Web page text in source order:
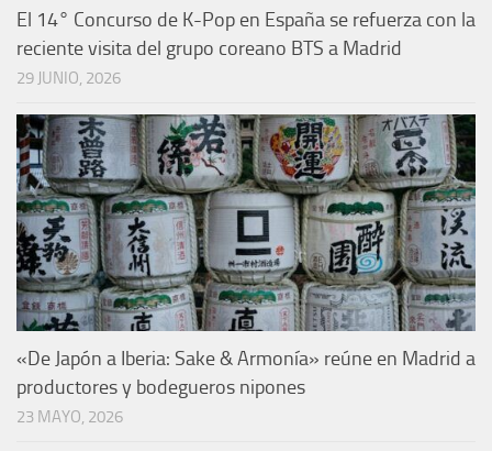
El 14° Concurso de K-Pop en España se refuerza con la
reciente visita del grupo coreano BTS a Madrid
29 JUNIO, 2026
«De Japón a Iberia: Sake & Armonía» reúne en Madrid a
productores y bodegueros nipones
23 MAYO, 2026